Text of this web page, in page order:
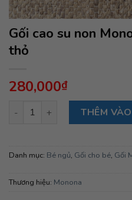
Gối cao su non
thỏ
280,000₫
Gối cao su non Monona
THÊM
Danh mục: Bé ngủ, Gối cho bé, Gối
Thương hiệu: Monona